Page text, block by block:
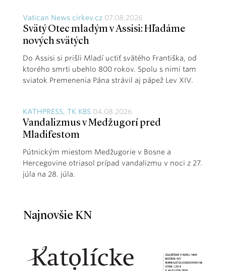
Vatican News cirkev.cz 07.08.2026
Svätý Otec mladým v Assisi: Hľadáme
nových svätých
Do Assisi si prišli Mladí uctiť svätého Františka, od
ktorého smrti ubehlo 800 rokov. Spolu s nimi tam
sviatok Premenenia Pána strávil aj pápež Lev XIV.
KATHPRESS, TK KBS 04.08.2026
Vandalizmus v Medžugorí pred
Mladifestom
Pútnickým miestom Medžugorie v Bosne a
Hercegovine otriasol prípad vandalizmu v noci z 27.
júla na 28. júla.
Najnovšie KN